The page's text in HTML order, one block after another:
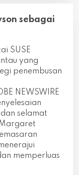
sebagai
SUSE
yang
penembusan
NEWSWIRE
selamat
memperluas